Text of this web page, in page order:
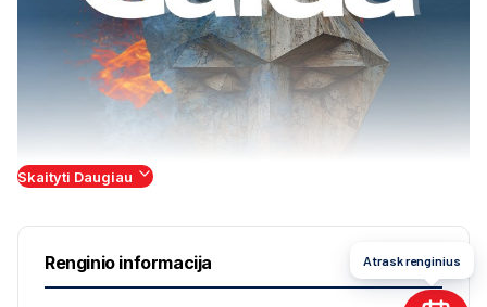
Skaityti Daugiau
Renginio informacija Atrask renginius